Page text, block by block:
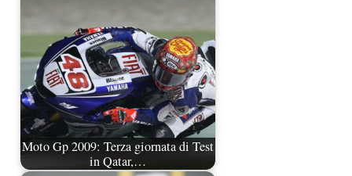
Moto Gp 2009: Terza giornata di Test
in Qatar,…